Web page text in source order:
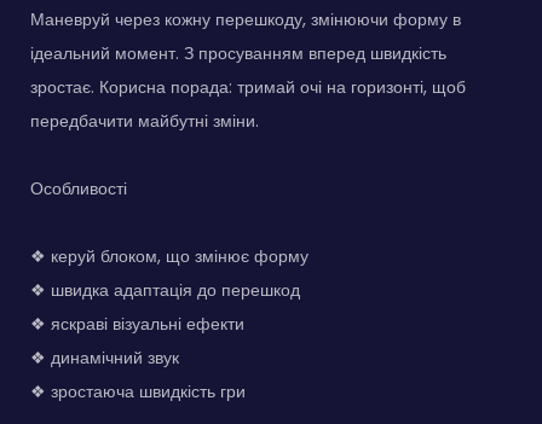
Маневруй через кожну перешкоду, змінюючи форму в
ідеальний момент. З просуванням вперед швидкість
зростає. Корисна порада: тримай очі на горизонті, щоб
передбачити майбутні зміни.
Особливості
❖ керуй блоком, що змінює форму
❖ швидка адаптація до перешкод
❖ яскраві візуальні ефекти
❖ динамічний звук
❖ зростаюча швидкість гри